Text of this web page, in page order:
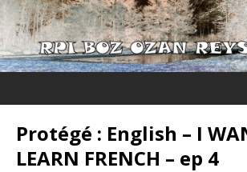
Protégé : English – I
LEARN FRENCH – ep 4